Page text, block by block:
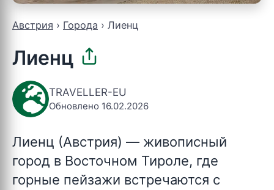
Австрия Города Лиенц
Лиенц
TRAVELLER-EU
Обновлено 16.02.2026
Лиенц (Австрия) — живописный
город в Восточном Тироле, где
горные пейзажи встречаются с